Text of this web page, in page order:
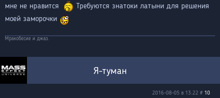
мне не нравится
Требуются знатоки латыни для решения
моей заморочки
Мракобесие и джаз.
Я-туман
2016-08-05 в 13:22 # 10